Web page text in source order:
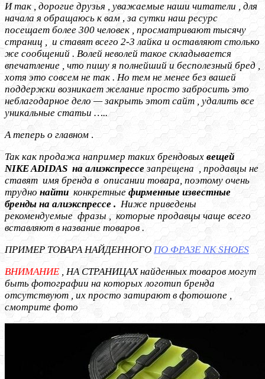
И так , дорогие друзья , уважаемые наши читатели , для
начала я обращаюсь к вам ,за сутки наш ресурс
посещает более 300 человек , просматривают тысячу
страниц , и ставят всего 2-3 лайка и оставляют столько
же сообщений . Волей неволей такое складывается
впечатление , что пишу я полнейший и бесполезный бред ,
хотя это совсем не так . Но тем не менее без вашей
поддержки возникает желание просто забросить это
неблагодарное дело — закрыть этот сайт , удалить все
уникальные статьи …..
А теперь о главном .
Так как продажа например таких брендовых вещей
NIKE ADIDAS на алиэкспрессезапрещена , продавцы не
ставят имя бренда в описании товара, поэтому очень
трудно найти конкретные фирменные известные
бренды на алиэкспрессе . Ниже приведены
рекомендуемые фразы , которые продавцы чаще всего
вставляют в название товаров .
ПРИМЕР ТОВАРА НАЙДЕННОГО ПО ФРАЗЕ NK SHOES
ВНИМАНИЕ , НА СТРАНИЦАХ найденных товаров могут
быть фотографии на которых логотип бренда
отсутствуют , их просто затирают в фотошопе ,
смотрите фото